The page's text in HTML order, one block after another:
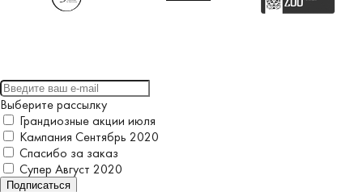
Выберите рассылку
Грандиозные акции июля
Кампания Сентябрь 2020
Спасибо за заказ
Супер Август 2020
Подписаться